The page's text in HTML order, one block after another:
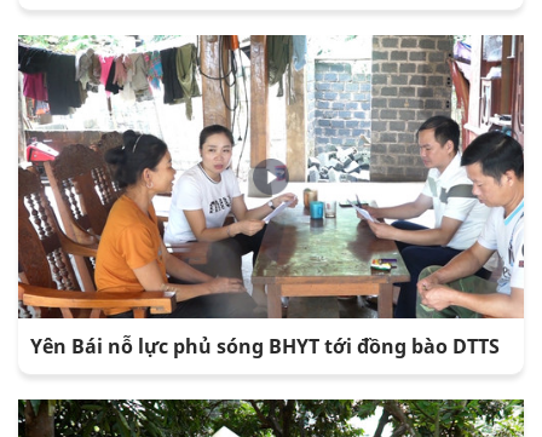
Yên Bái nỗ lực phủ sóng BHYT tới đồng bào DTTS